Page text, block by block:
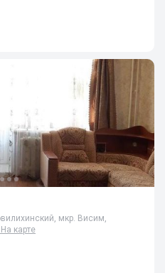
мкр. Висим,
На карте